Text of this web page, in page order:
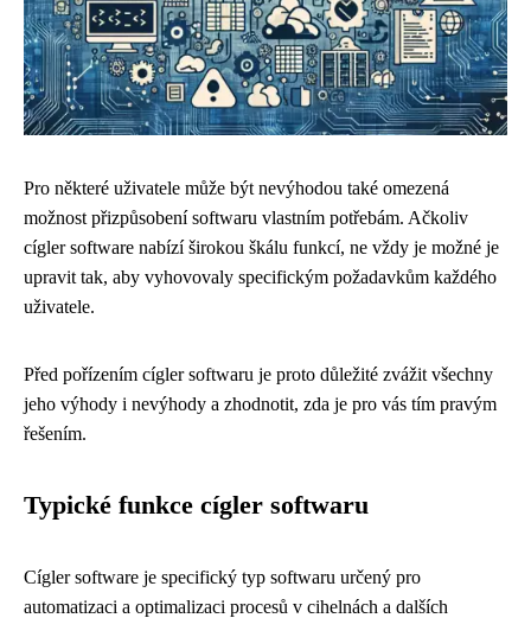
Pro některé uživatele může být nevýhodou také omezená
možnost přizpůsobení softwaru vlastním potřebám. Ačkoliv
cígler software nabízí širokou škálu funkcí, ne vždy je možné je
upravit tak, aby vyhovovaly specifickým požadavkům každého
uživatele.
Před pořízením cígler softwaru je proto důležité zvážit všechny
jeho výhody i nevýhody a zhodnotit, zda je pro vás tím pravým
řešením.
Typické funkce cígler softwaru
Cígler software je specifický typ softwaru určený pro
automatizaci a optimalizaci procesů v cihelnách a dalších